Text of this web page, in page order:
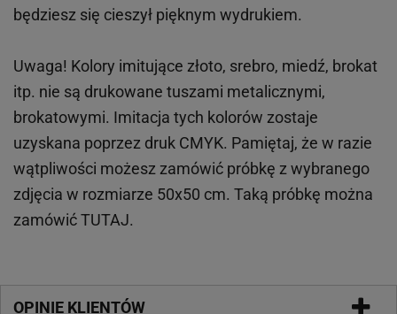
będziesz się cieszył pięknym wydrukiem.
Uwaga! Kolory imitujące złoto, srebro, miedź, brokat
itp. nie są drukowane tuszami metalicznymi,
brokatowymi. Imitacja tych kolorów zostaje
uzyskana poprzez druk CMYK. Pamiętaj, że w razie
wątpliwości możesz zamówić próbkę z wybranego
zdjęcia w rozmiarze 50x50 cm. Taką próbkę można
zamówićTUTAJ.
OPINIE KLIENTÓW